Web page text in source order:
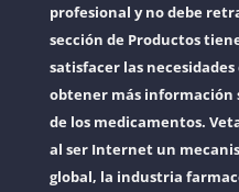
profesional y no debe
sección de Productos
satisfacer las
obtener más información
de los medicamentos.
al ser Internet un
global, la industria